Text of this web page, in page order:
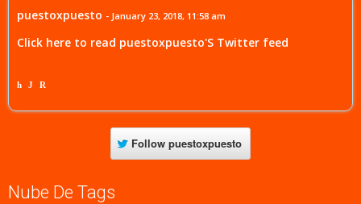
puestoxpuesto - January 23, 2018, 11:58 am
Click here to read puestoxpuesto'S Twitter feed
h J R
Follow puestoxpuesto
Nube De Tags